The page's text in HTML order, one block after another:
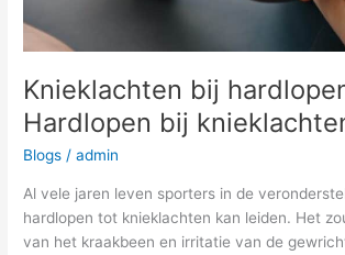
Knieklachten bij
Hardlopen bij
Blogs /admin
Al vele jaren leven sporters in de
hardlopen tot knieklachten kan leiden. Het
van het kraakbeen en irritatie van de